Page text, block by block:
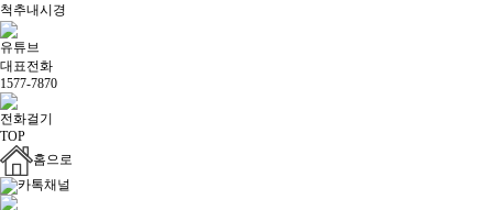
척추내시경
유튜브
대표전화
1577-7870
전화걸기
TOP
홈으로
카톡채널